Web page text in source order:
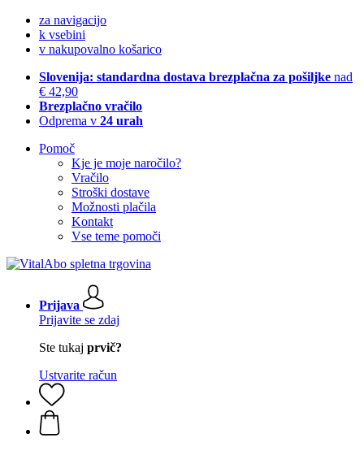
za navigacijo
k vsebini
v nakupovalno košarico
Slovenija: standardna dostava brezplačna za pošiljke nad
€ 42,90
Brezplačno vračilo
Odprema v 24 urah
Pomoč
Kje je moje naročilo?
Vračilo
Stroški dostave
Možnosti plačila
Kontakt
Vse teme pomoči
Prijava
Prijavite se zdaj
Ste tukaj prvič?
Ustvarite račun